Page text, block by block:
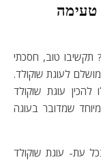
טעימה
תקשיבו טוב, חסכתי
לעוגת שוקולד.
תוכלו להכין עוגת שוקולד
שמדובר בעוגה
עת- עוגת שוקולד